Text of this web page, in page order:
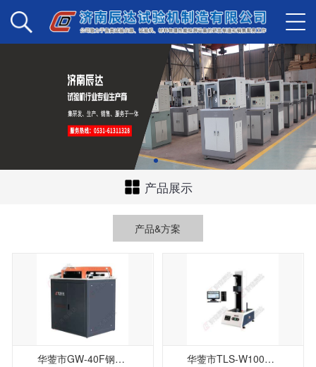
产品展示
产品&方案
华蓥市GW-40F钢筋弯曲试验机 华蓥市TLS-W1000微机控制弹簧拉压试验机